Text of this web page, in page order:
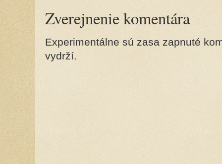
Zverejnenie komentára
Experimentálne sú zasa zapnuté
vydrží.